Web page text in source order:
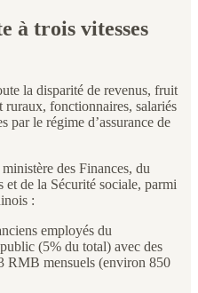
à trois vitesses
la disparité de revenus, fruit
ruraux, fonctionnaires, salariés
par le régime d’assurance de
des Finances, du
et de la Sécurité sociale, parmi
:
employés du
(5% du total) avec des
RMB mensuels (environ 850